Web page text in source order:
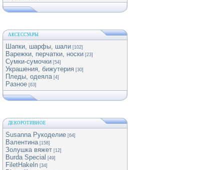
АКСЕССУАРЫ
Шапки, шарфы, шали [102]
Варежки, перчатки, носки [23]
Сумки-сумочки [54]
Украшения, бижутерия [30]
Пледы, одеяла [4]
Разное [63]
ДЕКОРОТИВНОЕ
Susanna Рукоделие [64]
Валентина [158]
Золушка вяжет [12]
Burda Special [49]
FiletHakeln [34]